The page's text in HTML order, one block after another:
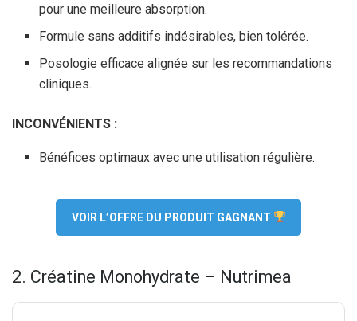
pour une meilleure absorption.
Formule sans additifs indésirables, bien tolérée.
Posologie efficace alignée sur les recommandations
cliniques.
INCONVÉNIENTS :
Bénéfices optimaux avec une utilisation régulière.
VOIR L’OFFRE DU PRODUIT GAGNANT
2. Créatine Monohydrate – Nutrimea